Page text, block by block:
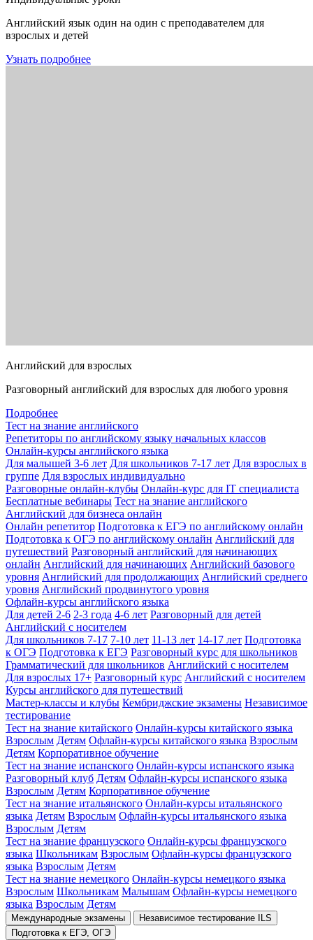
Английский язык один на один с преподавателем для
взрослых и детей
Узнать подробнее
Английский для взрослых
Разговорный английский для взрослых для любого уровня
Подробнее
Тест на знание английского
Репетиторы по английскому языку начальных классов
Онлайн-курсы английского языка
Для малышей 3-6 лет Для школьников 7-17 лет Для взрослых в
группе Для взрослых индивидуально
Разговорные онлайн-клубы Онлайн-курс для IT специалиста
Бесплатные вебинары Тест на знание английского
Английский для бизнеса онлайн
Онлайн репетитор Подготовка к ЕГЭ по английскому онлайн
Подготовка к ОГЭ по английскому онлайн Английский для
путешествий Разговорный английский для начинающих
онлайн Английский для начинающих Английский базового
уровня Английский для продолжающих Английский среднего
уровня Английский продвинутого уровня
Офлайн-курсы английского языка
Для детей 2-6 2-3 года 4-6 лет Разговорный для детей
Английский с носителем
Для школьников 7-17 7-10 лет 11-13 лет 14-17 лет Подготовка
к ОГЭ Подготовка к ЕГЭ Разговорный курс для школьников
Грамматический для школьников Английский с носителем
Для взрослых 17+ Разговорный курс Английский с носителем
Курсы английского для путешествий
Мастер-классы и клубы Кембриджские экзамены Независимое
тестирование
Тест на знание китайского Онлайн-курсы китайского языка
Взрослым Детям Офлайн-курсы китайского языка Взрослым
Детям Корпоративное обучение
Тест на знание испанского Онлайн-курсы испанского языка
Разговорный клуб Детям Офлайн-курсы испанского языка
Взрослым Детям Корпоративное обучение
Тест на знание итальянского Онлайн-курсы итальянского
языка Детям Взрослым Офлайн-курсы итальянского языка
Взрослым Детям
Тест на знание французского Онлайн-курсы французского
языка Школьникам Взрослым Офлайн-курсы французского
языка Взрослым Детям
Тест на знание немецкого Онлайн-курсы немецкого языка
Взрослым Школьникам Малышам Офлайн-курсы немецкого
языка Взрослым Детям
Международные экзамены
Независимое тестирование ILS
Подготовка к ЕГЭ, ОГЭ